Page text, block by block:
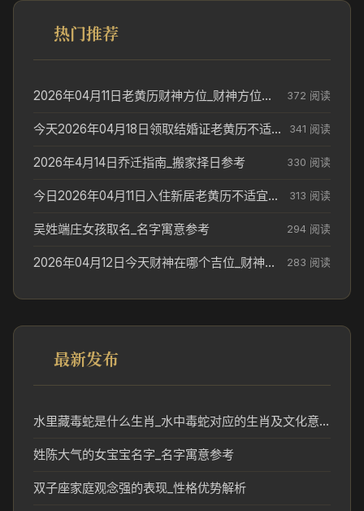
热门推荐
2026年04月11日老黄历财神方位_财神方位与供奉讲究 372 阅读
今天2026年04月18日领取结婚证老黄历不适合吗_领证日期参考 341 阅读
2026年4月14日乔迁指南_搬家择日参考 330 阅读
今日2026年04月11日入住新居老黄历不适宜吗_搬家择日参考 313 阅读
吴姓端庄女孩取名_名字寓意参考 294 阅读
2026年04月12日今天财神在哪个吉位_财神方位参考 283 阅读
最新发布
水里藏毒蛇是什么生肖_水中毒蛇对应的生肖及文化意义
姓陈大气的女宝宝名字_名字寓意参考
双子座家庭观念强的表现_性格优势解析